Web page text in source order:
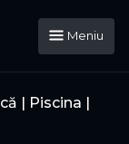
Meniu
| Piscina |